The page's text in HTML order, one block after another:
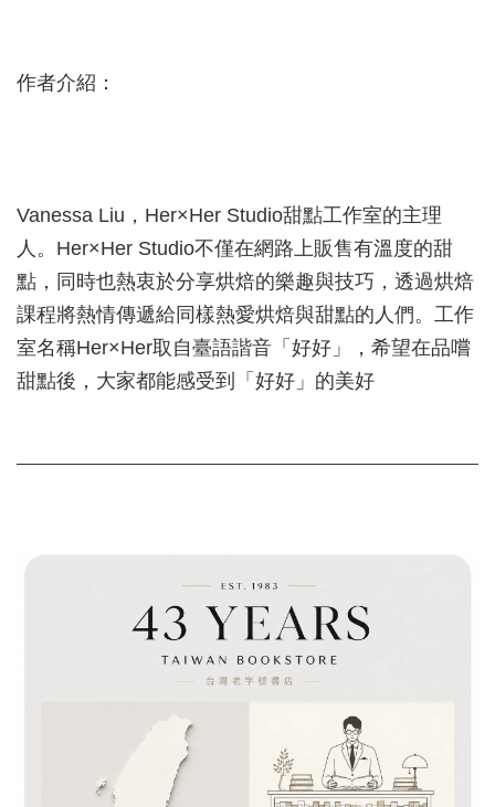
作者介紹：
Vanessa Liu，Her×Her Studio甜點工作室的主理
人。Her×Her Studio不僅在網路上販售有溫度的甜
點，同時也熱衷於分享烘焙的樂趣與技巧，透過烘焙
課程將熱情傳遞給同樣熱愛烘焙與甜點的人們。工作
室名稱Her×Her取自臺語諧音「好好」，希望在品嚐
甜點後，大家都能感受到「好好」的美好